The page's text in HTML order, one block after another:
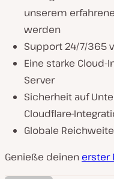
unserem
werden
Support 24/7/365
Eine starke
Server
Sicherheit auf
Cloudflare-
Globale
Genieße deinen erster